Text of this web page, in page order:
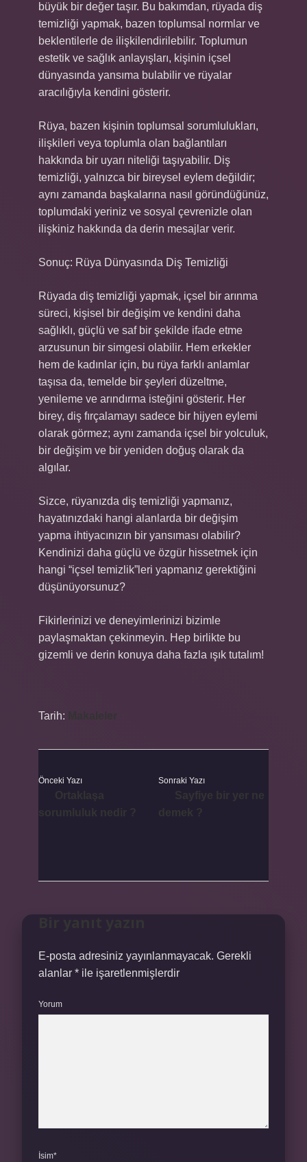
büyük bir değer taşır. Bu bakımdan, rüyada diş
temizliği yapmak, bazen toplumsal normlar ve
beklentilerle de ilişkilendirilebilir. Toplumun
estetik ve sağlık anlayışları, kişinin içsel
dünyasında yansıma bulabilir ve rüyalar
aracılığıyla kendini gösterir.
Rüya, bazen kişinin toplumsal sorumlulukları,
ilişkileri veya toplumla olan bağlantıları
hakkında bir uyarı niteliği taşıyabilir. Diş
temizliği, yalnızca bir bireysel eylem değildir;
aynı zamanda başkalarına nasıl göründüğünüz,
toplumdaki yeriniz ve sosyal çevrenizle olan
ilişkiniz hakkında da derin mesajlar verir.
Sonuç: Rüya Dünyasında Diş Temizliği
Rüyada diş temizliği yapmak, içsel bir arınma
süreci, kişisel bir değişim ve kendini daha
sağlıklı, güçlü ve saf bir şekilde ifade etme
arzusunun bir simgesi olabilir. Hem erkekler
hem de kadınlar için, bu rüya farklı anlamlar
taşısa da, temelde bir şeyleri düzeltme,
yenileme ve arındırma isteğini gösterir. Her
birey, diş fırçalamayı sadece bir hijyen eylemi
olarak görmez; aynı zamanda içsel bir yolculuk,
bir değişim ve bir yeniden doğuş olarak da
algılar.
Sizce, rüyanızda diş temizliği yapmanız,
hayatınızdaki hangi alanlarda bir değişim
yapma ihtiyacınızın bir yansıması olabilir?
Kendinizi daha güçlü ve özgür hissetmek için
hangi “içsel temizlik”leri yapmanız gerektiğini
düşünüyorsunuz?
Fikirlerinizi ve deneyimlerinizi bizimle
paylaşmaktan çekinmeyin. Hep birlikte bu
gizemli ve derin konuya daha fazla ışık tutalım!
Tarih:
Önceki Yazı Sonraki Yazı
E-posta adresiniz yayınlanmayacak. Gerekli
alanlar * ile işaretlenmişlerdir
Yorum
İsim*